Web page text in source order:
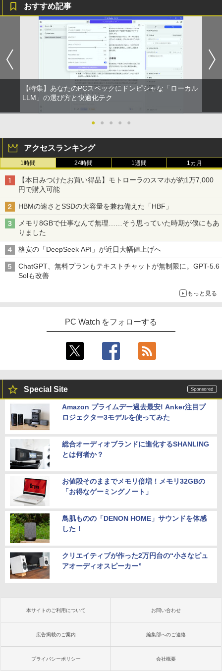
￥810
おすすめ記事
【特集】あなたのPCスペックにドンピシャな「ローカル
LLM」の選び方と快適化テク
● ● ● ● ●
アクセスランキング
1時間 24時間 1週間 1カ月
【本日みつけたお買い得品】モトローラのスマホが約1万7,000
円で購入可能
HBMの速さとSSDの大容量を兼ね備えた「HBF」
メモリ8GBで仕事なんて無理……そう思っていた時期が僕にもあ
りました
格安の「DeepSeek API」が近日大幅値上げへ
ChatGPT、無料プランもテキストチャットが無制限に。GPT-5.6
Solも改善
もっと見る
PC Watch をフォローする
Special Site
Amazon プライムデー過去最安! Anker注目プ
ロジェクター3モデルを使ってみた
総合オーディオブランドに進化するSHANLING
とは何者か？
お値段そのままでメモリ倍増！メモリ32GBの
「お得なゲーミングノート」
鳥肌ものの「DENON HOME」サウンドを体感
した！
クリエイティブが作った2万円台の“小さなピュ
アオーディオスピーカー”
本サイトのご利用について お問い合わせ
広告掲載のご案内 編集部へのご連絡
プライバシーポリシー 会社概要